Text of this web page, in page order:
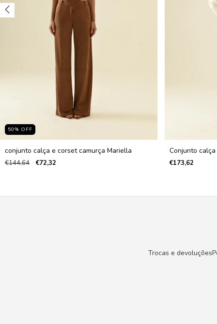
50% OFF
conjunto calça e corset camurça Mariella
€144,64 €72,32
Conjunto
€173,62
Trocas e devoluções